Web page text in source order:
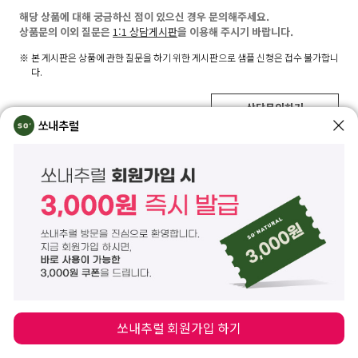
해당 상품에 대해 궁금하신 점이 있으신 경우 문의해주세요.
상품문의 이외 질문은 1:1 상담게시판을 이용해 주시기 바랍니다.
본 게시판은 상품에 관한 질문을 하기 위한 게시판으로 샘플 신청은 접수 불가합니
다.
상담문의하기
상품문의가 없습니다.
쏘내추럴
쏘내추럴 회원가입 하기